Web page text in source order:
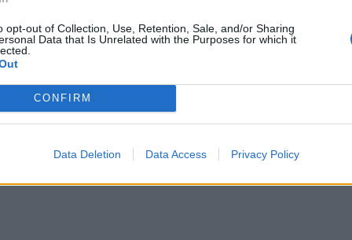
opt-out of Collection, Use, Retention, Sale, and/or Sharing
Data that Is Unrelated with the Purposes for which it
CONFIRM
Data Deletion Data Access Privacy Policy
(4) σήμερα.Το πρώτο στις 12:40 για την
για την προστασία τους από τους αναδυόμενους
των κατοίκων των οικισμών Μοναστήρι και
την απομάκρυνση των κατοίκων των οικισμών
το τέταρτο στις 15:25 για την απομάκρυνση